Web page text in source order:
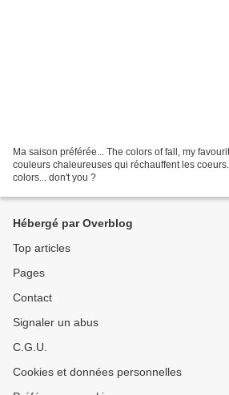
Ma saison préférée... The colors of fall, my
couleurs chaleureuses qui réchauffent les
colors... don't you ?
Hébergé par Overblog
Top articles
Pages
Contact
Signaler un abus
C.G.U.
Cookies et données personnelles